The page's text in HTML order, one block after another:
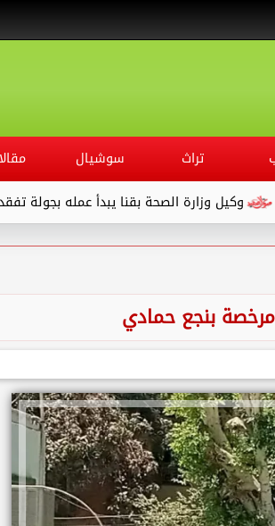
تراث سوشيال
يبدأ عمله بجولة تفقدية لديوان المديرية